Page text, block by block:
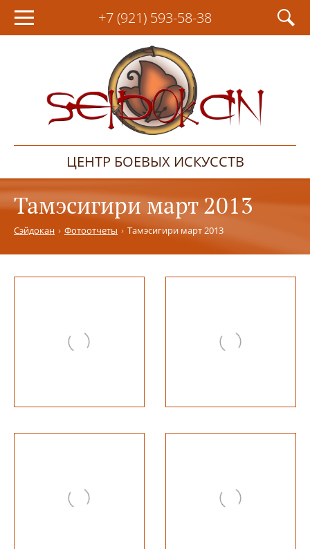
+7 (921) 593-58-38
ЦЕНТР БОЕВЫХ ИСКУССТВ
Тамэсигири март 2013
Сэйдокан Фотоотчеты Тамэсигири март 2013